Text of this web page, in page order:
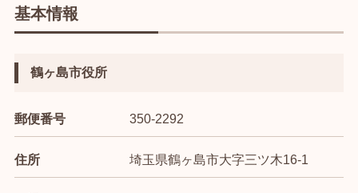
基本情報
鶴ヶ島市役所
郵便番号 350-2292
住所 埼玉県鶴ヶ島市大字三ツ木16-1